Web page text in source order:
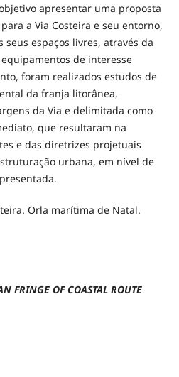
apresentar uma proposta
a Via Costeira e seu entorno,
seus espaços livres, através da
de interesse
foram realizados estudos de
da franja litorânea,
da Via e delimitada como
que resultaram na
e das diretrizes projetuais
urbana, em nível de
Orla marítima de Natal.
FRINGE OF COASTAL ROUTE